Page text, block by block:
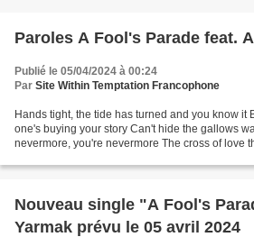
Paroles A Fool's Parade feat.
Publié le 05/04/2024 à 00:24
Par Site Within Temptation Francophone
Hands tight, the tide has turned and you know it
one's buying your story Can't hide the gallows
nevermore, you're nevermore The cross of love
Nouveau single "A Fool's Parade" feat. Alex
Yarmak prévu le 05 avril 2024